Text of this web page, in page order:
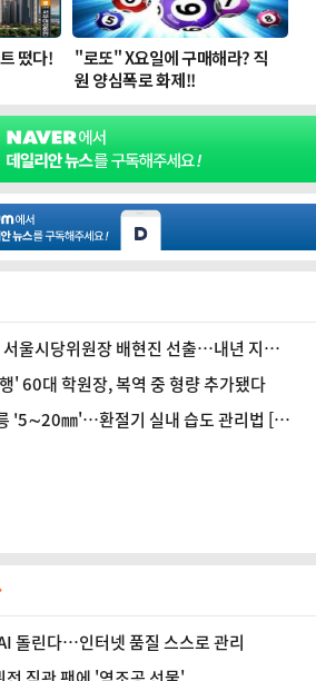
울시당위원장 배현진 선출…내년 지방
' 60대 학원장, 복역 중 형량 추가됐다
'5∼20㎜'…환절기 실내 습도 관리법 [오
돌린다…인터넷 품질 스스로 관리